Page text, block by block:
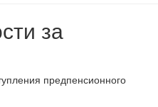
за
предпенсионного